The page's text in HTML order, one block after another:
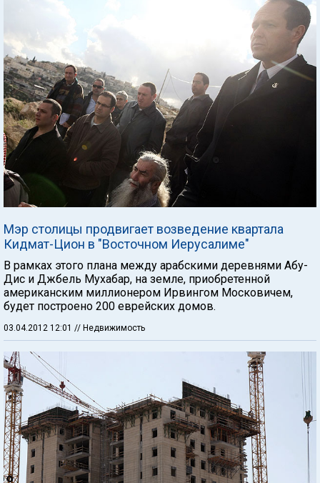
Мэр столицы продвигает возведение квартала
Кидмат-Цион в "Восточном Иерусалиме"
В рамках этого плана между арабскими деревнями Абу-
Дис и Джбель Мухабар, на земле, приобретенной
американским миллионером Ирвингом Московичем,
будет построено 200 еврейских домов.
03.04.2012 12:01 // Недвижимость